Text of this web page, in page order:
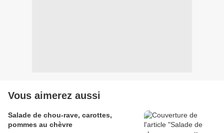
Vous aimerez aussi
Salade de chou-rave, carottes,
pommes au chèvre